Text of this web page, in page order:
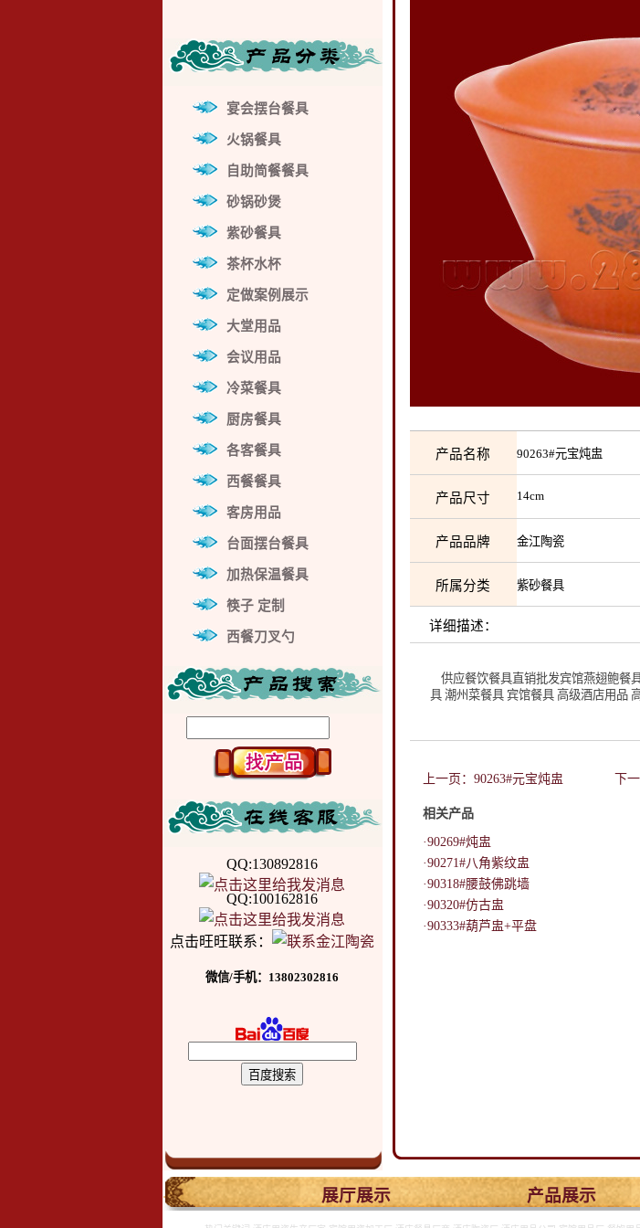
宴会摆台餐具
火锅餐具
自助简餐餐具
砂锅砂煲
紫砂餐具
茶杯水杯
定做案例展示
大堂用品
会议用品
冷菜餐具
厨房餐具
各客餐具
西餐餐具
客房用品
台面摆台餐具
加热保温餐具
筷子 定制
西餐刀叉勺
QQ:130892816
QQ:100162816
点击旺旺联系：
微信/手机：13802302816
产品名称 90263#元宝炖盅
产品尺寸 14cm
产品品牌 金江陶瓷
所属分类 紫砂餐具
详细描述：
供应餐饮餐具直销批发宾馆燕翅鲍餐
具 潮州菜餐具 宾馆餐具 高级酒店用品
上一页：90263#元宝炖盅 下
相关产品
·90269#炖盅
·90271#八角紫纹盅
·90318#腰鼓佛跳墙
·90320#仿古盅
·90333#葫芦盅+平盘
. 展厅展示 产品展示